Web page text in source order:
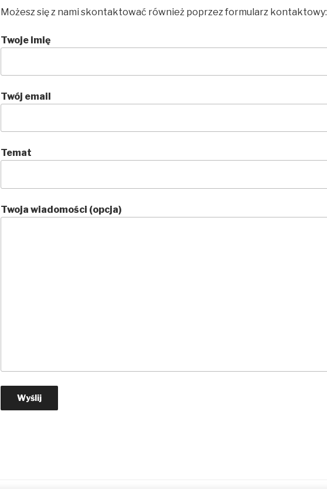
Możesz się z nami skontaktować również poprzez formularz kontaktowy:
Twoje imię
Twój email
Temat
Twoja wiadomości (opcja)